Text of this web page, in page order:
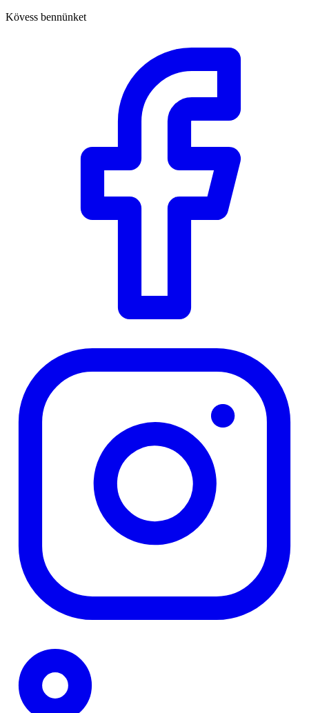
Kövess bennünket